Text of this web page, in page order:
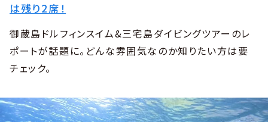
は残り2席！
御蔵島ドルフィンスイム&三宅島ダイビングツアーのレ
ポートが話題に。どんな雰囲気なのか知りたい方は要
チェック。